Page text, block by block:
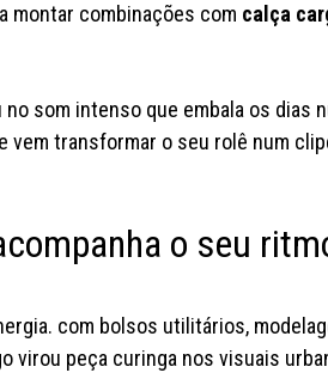
montar combinações com calça
som intenso que embala os dias
vem transformar o seu rolê num
o seu
com bolsos utilitários,
virou peça curinga nos visuais